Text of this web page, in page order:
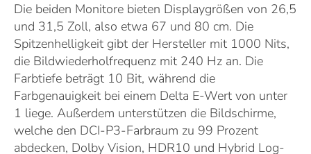
Die beiden Monitore bieten Displaygrößen von 26,5
und 31,5 Zoll, also etwa 67 und 80 cm. Die
Spitzenhelligkeit gibt der Hersteller mit 1000 Nits,
die Bildwiederholfrequenz mit 240 Hz an. Die
Farbtiefe beträgt 10 Bit, während die
Farbgenauigkeit bei einem Delta E-Wert von unter
1 liege. Außerdem unterstützen die Bildschirme,
welche den DCI-P3-Farbraum zu 99 Prozent
abdecken, Dolby Vision, HDR10 und Hybrid Log-